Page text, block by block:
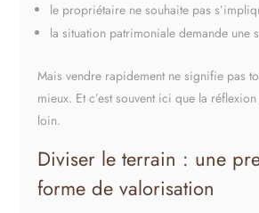
le propriétaire ne souhaite pas
la situation patrimoniale demande une
Mais vendre rapidement ne signifie pas
mieux. Et c’est souvent ici que la
loin.
Diviser le terrain : une
forme de valorisation